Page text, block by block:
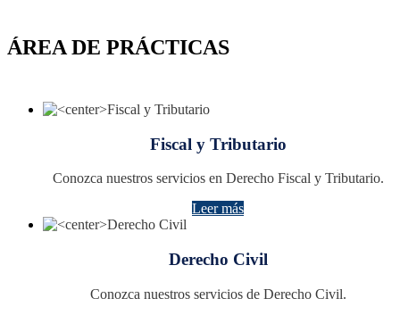
ÁREA DE PRÁCTICAS
Fiscal y Tributario
Conozca nuestros servicios en Derecho Fiscal y Tributario.
Leer más
Derecho Civil
Conozca nuestros servicios de Derecho Civil.